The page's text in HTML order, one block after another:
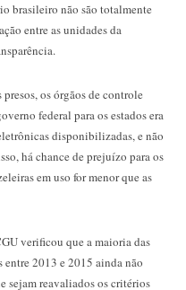
brasileiro não são totalmente
entre as unidades da
os órgãos de controle
federal para os estados era
disponibilizadas, e não
há chance de prejuízo para os
em uso for menor que as
verificou que a maioria das
2013 e 2015 ainda não
sejam reavaliados os critérios